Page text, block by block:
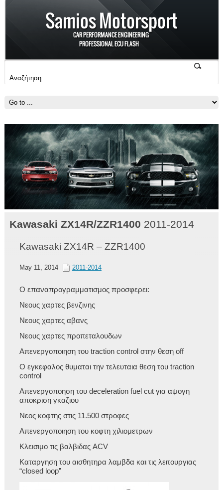
Kawasaki ZX14R/ZZR1400 2011-2014
Kawasaki ZX14R – ZZR1400
May 11, 2014 2011-2014
Ο επαναπρογραμματισμος προσφερει:
Νεους χαρτες βενζινης
Νεους χαρτες αβανς
Νεους χαρτες προπεταλουδων
Απενεργοποιηση του traction control στην θεση off
Ο εγκεφαλος θυμαται την τελευταια θεση του traction
control
Απενεργοποηση του deceleration fuel cut για αψογη
αποκριση γκαζιου
Νεος κοφτης στις 11.500 στροφες
Απενεργοποιηση του κοφτη χιλιομετρων
Κλεισιμο τις βαλβιδας ACV
Καταργηση του αισθητηρα λαμβδα και τις λειτουργιας
“closed loop”